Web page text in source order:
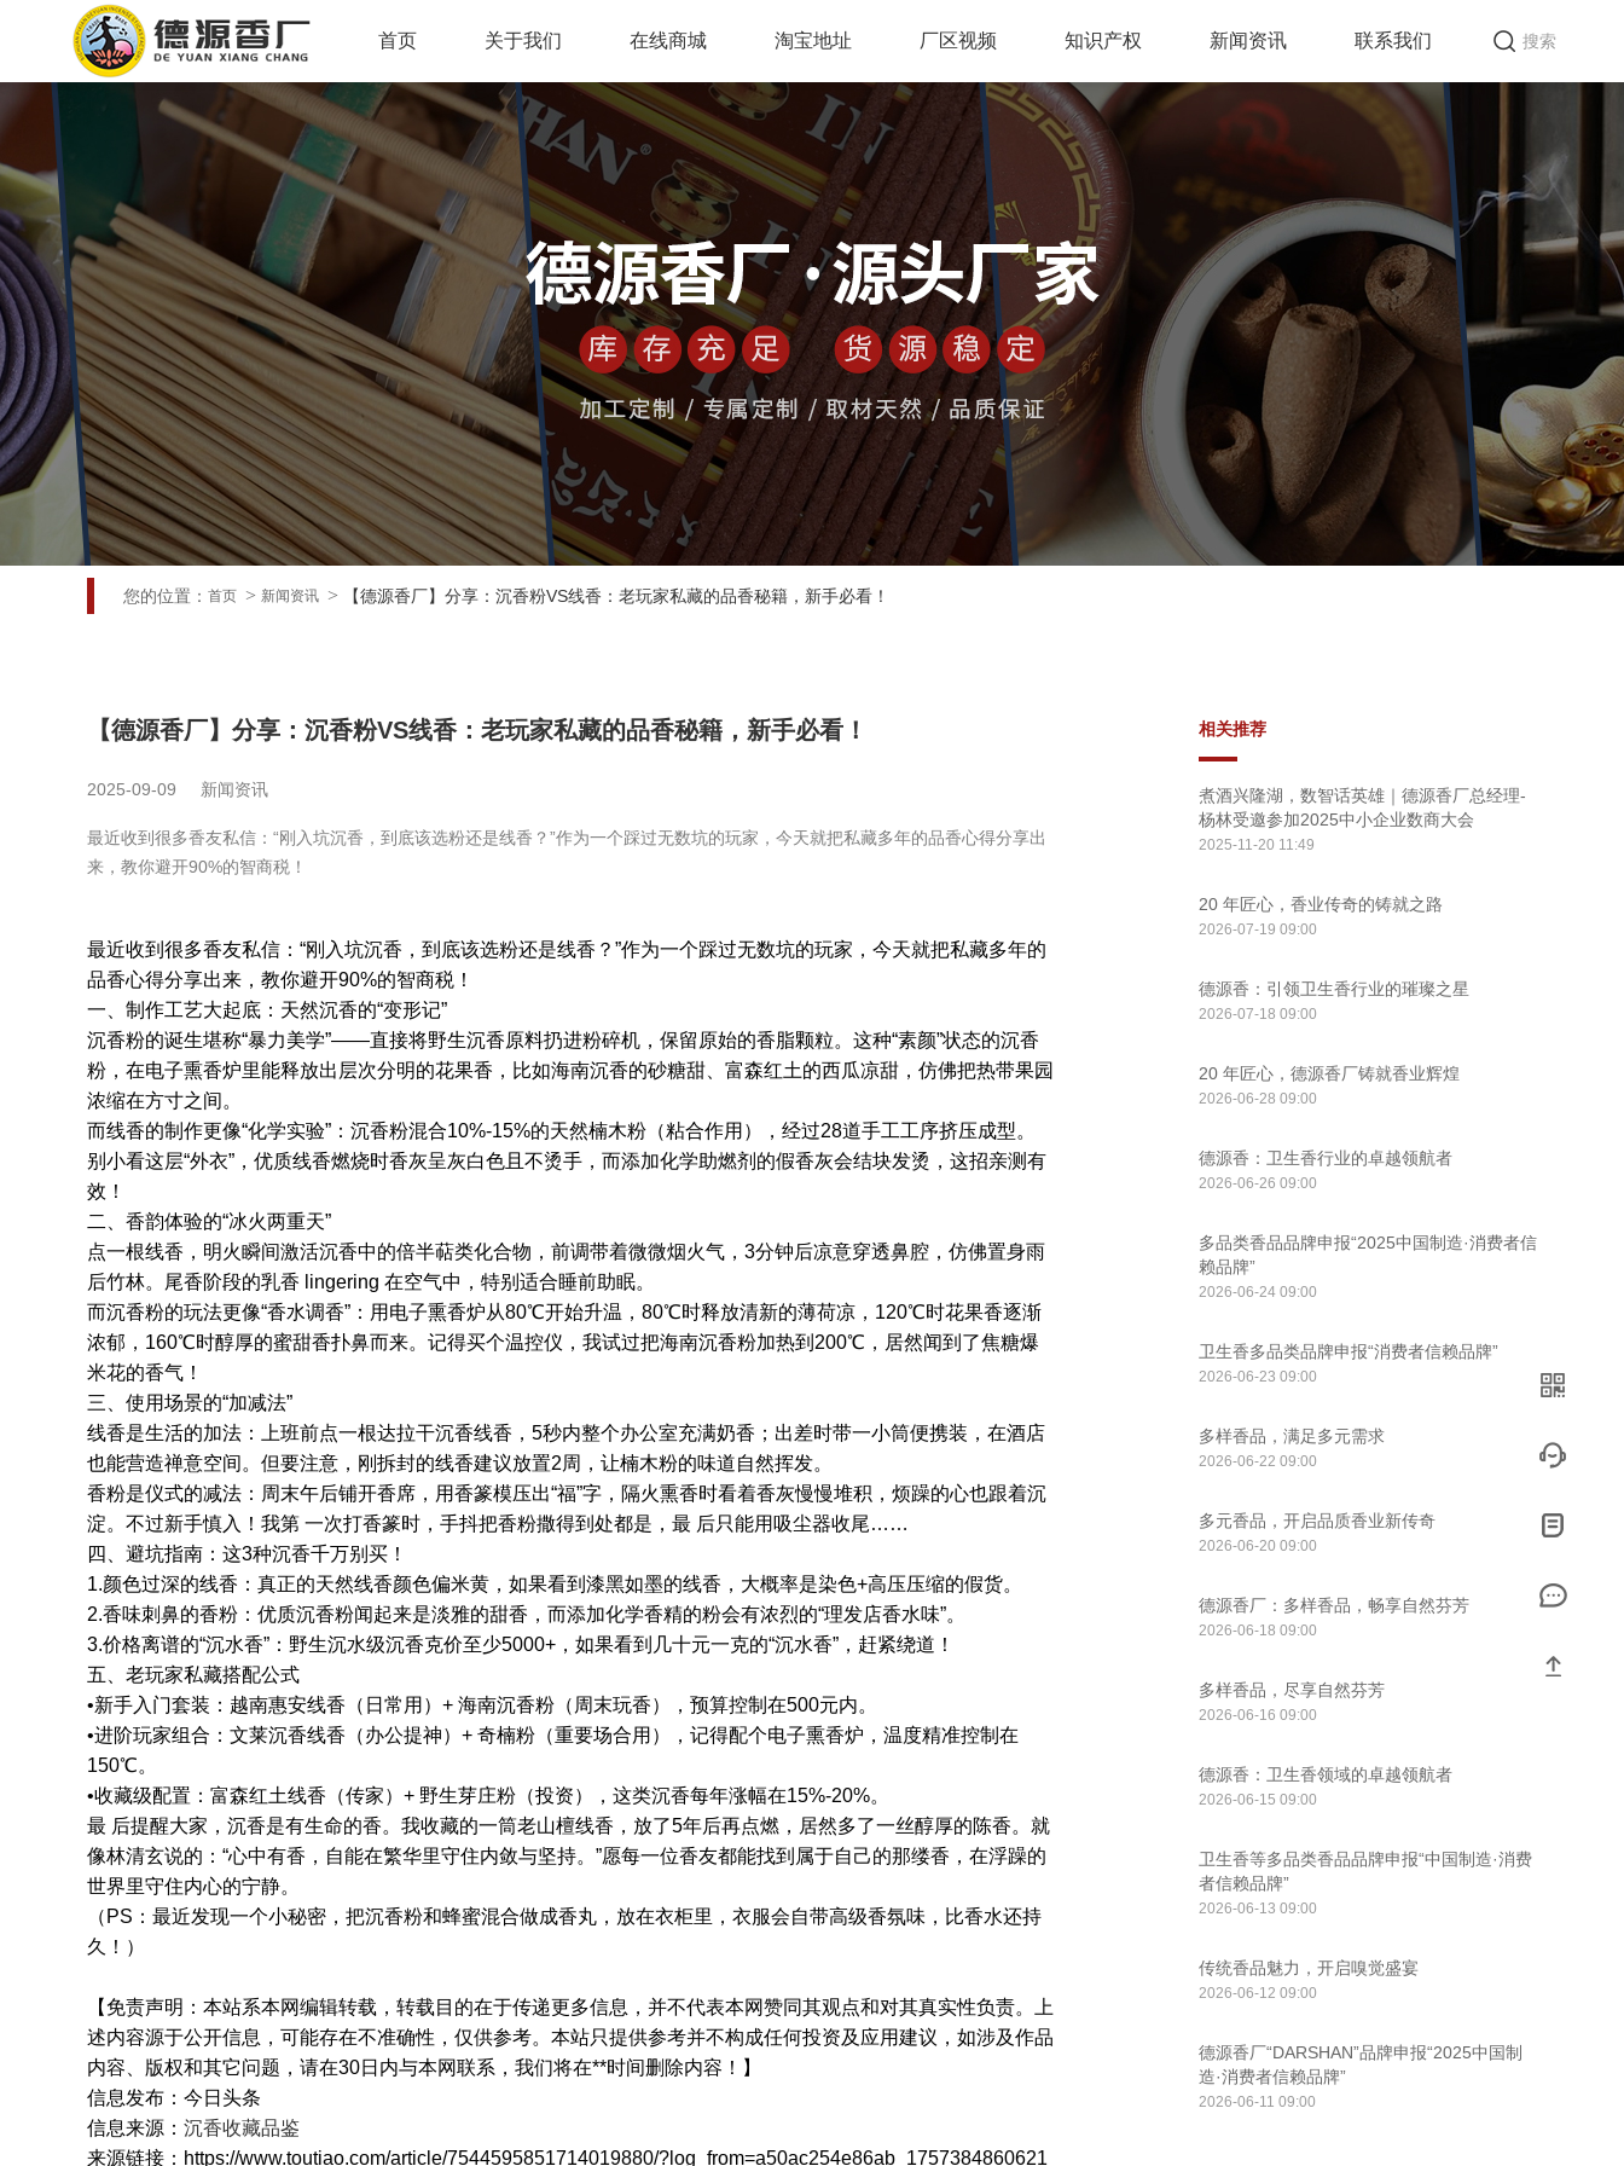
首页 关于我们 在线商城 淘宝地址 厂区视频 知识产权 新闻资讯 联系我们 搜索
您的位置： 首页 新闻资讯 【德源香厂】分享：沉香粉VS线香：老玩家私藏的品香秘籍，新手必看！
【德源香厂】分享：沉香粉VS线香：老玩家私藏的品香秘籍，新手必看！
2025-09-09 新闻资讯
最近收到很多香友私信：“刚入坑沉香，到底该选粉还是线香？”作为一个踩过无数坑的玩家，今天就把私藏多年的品香心得分享出
来，教你避开90%的智商税！
最近收到很多香友私信：“刚入坑沉香，到底该选粉还是线香？”作为一个踩过无数坑的玩家，今天就把私藏多年的
品香心得分享出来，教你避开90%的智商税！
一、制作工艺大起底：天然沉香的“变形记”
沉香粉的诞生堪称“暴力美学”——直接将野生沉香原料扔进粉碎机，保留原始的香脂颗粒。这种“素颜”状态的沉香
粉，在电子熏香炉里能释放出层次分明的花果香，比如海南沉香的砂糖甜、富森红土的西瓜凉甜，仿佛把热带果园
浓缩在方寸之间。
而线香的制作更像“化学实验”：沉香粉混合10%-15%的天然楠木粉（粘合作用），经过28道手工工序挤压成型。
别小看这层“外衣”，优质线香燃烧时香灰呈灰白色且不烫手，而添加化学助燃剂的假香灰会结块发烫，这招亲测有
效！
二、香韵体验的“冰火两重天”
点一根线香，明火瞬间激活沉香中的倍半萜类化合物，前调带着微微烟火气，3分钟后凉意穿透鼻腔，仿佛置身雨
后竹林。尾香阶段的乳香 lingering 在空气中，特别适合睡前助眠。
而沉香粉的玩法更像“香水调香”：用电子熏香炉从80℃开始升温，80℃时释放清新的薄荷凉，120℃时花果香逐渐
浓郁，160℃时醇厚的蜜甜香扑鼻而来。记得买个温控仪，我试过把海南沉香粉加热到200℃，居然闻到了焦糖爆
米花的香气！
三、使用场景的“加减法”
线香是生活的加法：上班前点一根达拉干沉香线香，5秒内整个办公室充满奶香；出差时带一小筒便携装，在酒店
也能营造禅意空间。但要注意，刚拆封的线香建议放置2周，让楠木粉的味道自然挥发。
香粉是仪式的减法：周末午后铺开香席，用香篆模压出“福”字，隔火熏香时看着香灰慢慢堆积，烦躁的心也跟着沉
淀。不过新手慎入！我第 一次打香篆时，手抖把香粉撒得到处都是，最 后只能用吸尘器收尾……
四、避坑指南：这3种沉香千万别买！
1.颜色过深的线香：真正的天然线香颜色偏米黄，如果看到漆黑如墨的线香，大概率是染色+高压压缩的假货。
2.香味刺鼻的香粉：优质沉香粉闻起来是淡雅的甜香，而添加化学香精的粉会有浓烈的“理发店香水味”。
3.价格离谱的“沉水香”：野生沉水级沉香克价至少5000+，如果看到几十元一克的“沉水香”，赶紧绕道！
五、老玩家私藏搭配公式
•新手入门套装：越南惠安线香（日常用）+ 海南沉香粉（周末玩香），预算控制在500元内。
•进阶玩家组合：文莱沉香线香（办公提神）+ 奇楠粉（重要场合用），记得配个电子熏香炉，温度精准控制在
150℃。
•收藏级配置：富森红土线香（传家）+ 野生芽庄粉（投资），这类沉香每年涨幅在15%-20%。
最 后提醒大家，沉香是有生命的香。我收藏的一筒老山檀线香，放了5年后再点燃，居然多了一丝醇厚的陈香。就
像林清玄说的：“心中有香，自能在繁华里守住内敛与坚持。”愿每一位香友都能找到属于自己的那缕香，在浮躁的
世界里守住内心的宁静。
（PS：最近发现一个小秘密，把沉香粉和蜂蜜混合做成香丸，放在衣柜里，衣服会自带高级香氛味，比香水还持
久！）
【免责声明：本站系本网编辑转载，转载目的在于传递更多信息，并不代表本网赞同其观点和对其真实性负责。上
述内容源于公开信息，可能存在不准确性，仅供参考。本站只提供参考并不构成任何投资及应用建议，如涉及作品
内容、版权和其它问题，请在30日内与本网联系，我们将在**时间删除内容！】
信息发布：今日头条
信息来源： 沉香收藏品鉴
来源链接：https://www.toutiao.com/article/7544595851714019880/?log_from=a50ac254e86ab_1757384860621
相关推荐
煮酒兴隆湖，数智话英雄｜德源香厂总经理-
杨林受邀参加2025中小企业数商大会
2025-11-20 11:49
20 年匠心，香业传奇的铸就之路
2026-07-19 09:00
德源香：引领卫生香行业的璀璨之星
2026-07-18 09:00
20 年匠心，德源香厂铸就香业辉煌
2026-06-28 09:00
德源香：卫生香行业的卓越领航者
2026-06-26 09:00
多品类香品品牌申报“2025中国制造·消费者信
赖品牌”
2026-06-24 09:00
卫生香多品类品牌申报“消费者信赖品牌”
2026-06-23 09:00
多样香品，满足多元需求
2026-06-22 09:00
多元香品，开启品质香业新传奇
2026-06-20 09:00
德源香厂：多样香品，畅享自然芬芳
2026-06-18 09:00
多样香品，尽享自然芬芳
2026-06-16 09:00
德源香：卫生香领域的卓越领航者
2026-06-15 09:00
卫生香等多品类香品品牌申报“中国制造·消费
者信赖品牌”
2026-06-13 09:00
传统香品魅力，开启嗅觉盛宴
2026-06-12 09:00
德源香厂“DARSHAN”品牌申报“2025中国制
造·消费者信赖品牌”
2026-06-11 09:00